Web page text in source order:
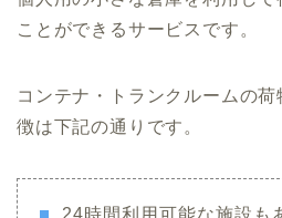
ことができるサービスです。
コンテナ・トランクルームの
徴は下記の通りです。
24時間利用可能な施設も